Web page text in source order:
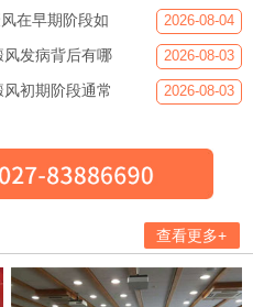
在早期阶段如 2026-08-04
发病背后有哪 2026-08-03
初期阶段通常 2026-08-03
查看更多+